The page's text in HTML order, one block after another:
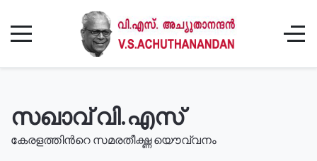
സഖാവ് വി.എസ്
കേരളത്തിൻറെ സമരതീക്ഷ്ണ യൌവ്വനം